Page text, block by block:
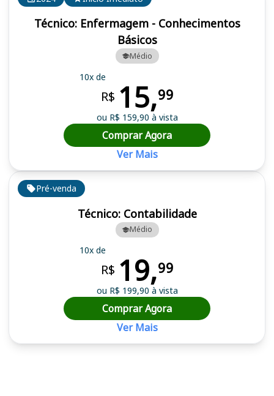
Pré-venda
Técnico: Contabilidade
Médio
10x de
R$ 19,99
ou R$ 199,90 à vista
Comprar Agora
Ver Mais
Técnico: Enfermagem - Conhecimentos
Básicos
Médio
10x de
R$ 15,99
ou R$ 159,90 à vista
Comprar Agora
Ver Mais